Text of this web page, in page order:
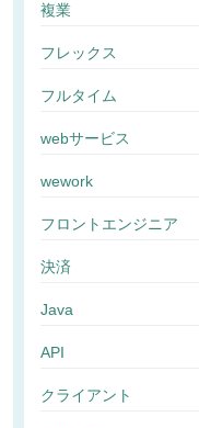
複業
フレックス
フルタイム
webサービス
wework
フロントエンジニア
決済
Java
API
クライアント